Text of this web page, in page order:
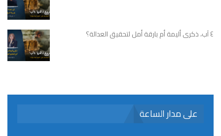
٤ آب، ذكرى أليمة أم بارقة أمل لتحقيق العدالة؟
على مدار الساعة